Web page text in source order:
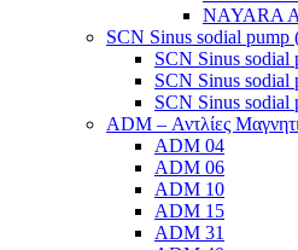
NAYARA
SCN Sinus sodial pump
SCN Sinus sodial
SCN Sinus sodial
SCN Sinus sodial
ADM – Αντλίες
ADM 04
ADM 06
ADM 10
ADM 15
ADM 31